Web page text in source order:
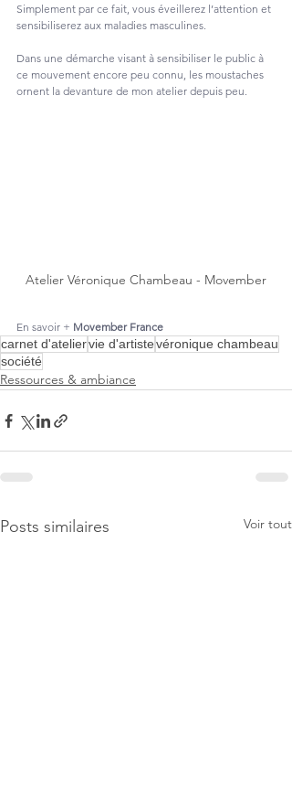
Simplement par ce fait, vous éveillerez l’attention et
sensibiliserez aux maladies masculines.
Dans une démarche visant à sensibiliser le public à
ce mouvement encore peu connu, les moustaches
ornent la devanture de mon atelier depuis peu.
Atelier Véronique Chambeau - Movember
En savoir + Movember France
carnet d'ateliervie d'artistevéronique chambeau
société
Ressources & ambiance
Posts similaires Voir tout